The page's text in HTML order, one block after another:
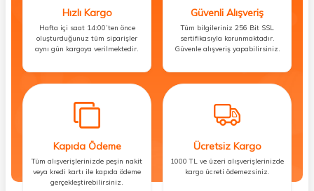
Hızlı Kargo
Hafta içi saat 14:00’ten önce
oluşturduğunuz tüm siparişler
aynı gün kargoya verilmektedir.
Güvenli Alışveriş
Tüm bilgileriniz 256 Bit SSL
sertifikasıyla korunmaktadır.
Güvenle alışveriş yapabilirsiniz.
Kapıda Ödeme
Tüm alışverişlerinizde peşin nakit
veya kredi kartı ile kapıda ödeme
gerçekleştirebilirsiniz.
Ücretsiz Kargo
1000 TL ve üzeri alışverişlerinizde
kargo ücreti ödemezsiniz.